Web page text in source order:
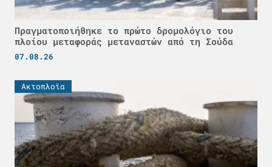
Πραγματοποιήθηκε το πρώτο δρομολόγιο του
πλοίου μεταφοράς μεταναστών από τη Σούδα
07.08.26
Ακτοπλοϊα